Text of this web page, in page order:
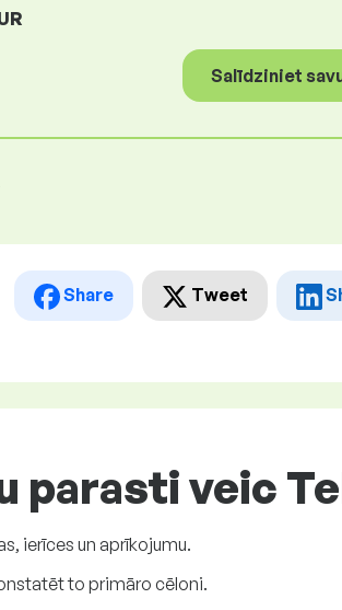
Salīdziniet
Share Tweet
parasti veic
ierīces un aprīkojumu.
to primāro cēloni.